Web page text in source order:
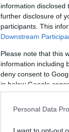
information disclosed
further disclosure of
participants. This
Downstream
Please note that this
information including
deny consent to
in below Google
Personal Data